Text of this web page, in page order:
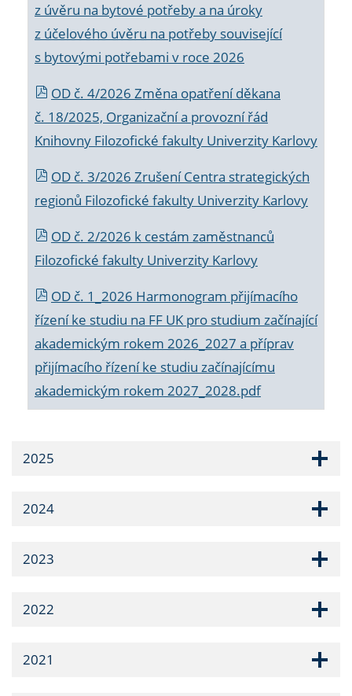
z úvěru na bytové potřeby a na úroky
z účelového úvěru na potřeby související
s bytovými potřebami v roce 2026
OD č. 4/2026 Změna opatření děkana
č. 18/2025, Organizační a provozní řád
Knihovny Filozofické fakulty Univerzity Karlovy
OD č. 3/2026 Zrušení Centra strategických
regionů Filozofické fakulty Univerzity Karlovy
OD č. 2/2026 k cestám zaměstnanců
Filozofické fakulty Univerzity Karlovy
OD č. 1_2026 Harmonogram přijímacího
řízení ke studiu na FF UK pro studium začínající
akademickým rokem 2026_2027 a příprav
přijímacího řízení ke studiu začínajícímu
akademickým rokem 2027_2028.pdf
2025
2024
2023
2022
2021